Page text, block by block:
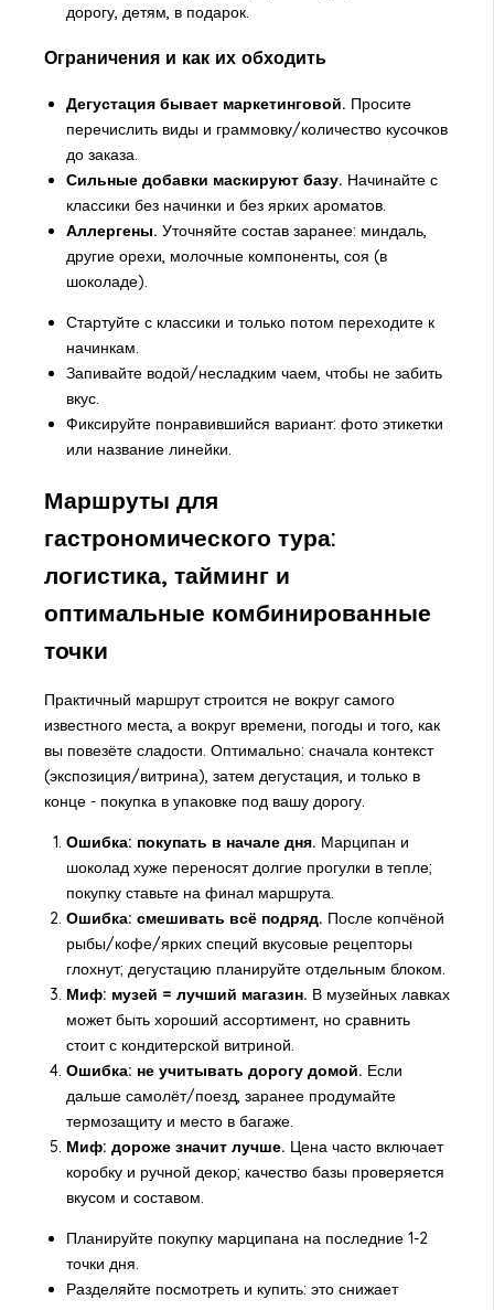
дорогу, детям, в подарок.
Ограничения и как их обходить
Дегустация бывает маркетинговой. Просите
перечислить виды и граммовку/количество кусочков
до заказа.
Сильные добавки маскируют базу. Начинайте с
классики без начинки и без ярких ароматов.
Аллергены. Уточняйте состав заранее: миндаль,
другие орехи, молочные компоненты, соя (в
шоколаде).
Стартуйте с классики и только потом переходите к
начинкам.
Запивайте водой/несладким чаем, чтобы не забить
вкус.
Фиксируйте понравившийся вариант: фото этикетки
или название линейки.
Маршруты для
гастрономического тура:
логистика, тайминг и
оптимальные комбинированные
точки
Практичный маршрут строится не вокруг самого
известного места, а вокруг времени, погоды и того, как
вы повезёте сладости. Оптимально: сначала контекст
(экспозиция/витрина), затем дегустация, и только в
конце - покупка в упаковке под вашу дорогу.
Ошибка: покупать в начале дня. Марципан и
шоколад хуже переносят долгие прогулки в тепле;
покупку ставьте на финал маршрута.
Ошибка: смешивать всё подряд. После копчёной
рыбы/кофе/ярких специй вкусовые рецепторы
глохнут; дегустацию планируйте отдельным блоком.
Миф: музей = лучший магазин. В музейных лавках
может быть хороший ассортимент, но сравнить
стоит с кондитерской витриной.
Ошибка: не учитывать дорогу домой. Если
дальше самолёт/поезд, заранее продумайте
термозащиту и место в багаже.
Миф: дороже значит лучше. Цена часто включает
коробку и ручной декор; качество базы проверяется
вкусом и составом.
Планируйте покупку марципана на последние 1-2
точки дня.
Разделяйте посмотреть и купить: это снижает